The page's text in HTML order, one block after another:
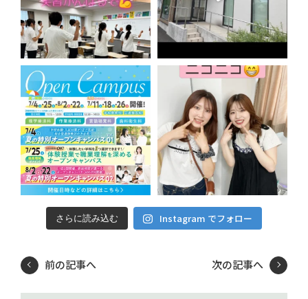
さらに読み込む Instagram でフォロー
前の記事へ 次の記事へ